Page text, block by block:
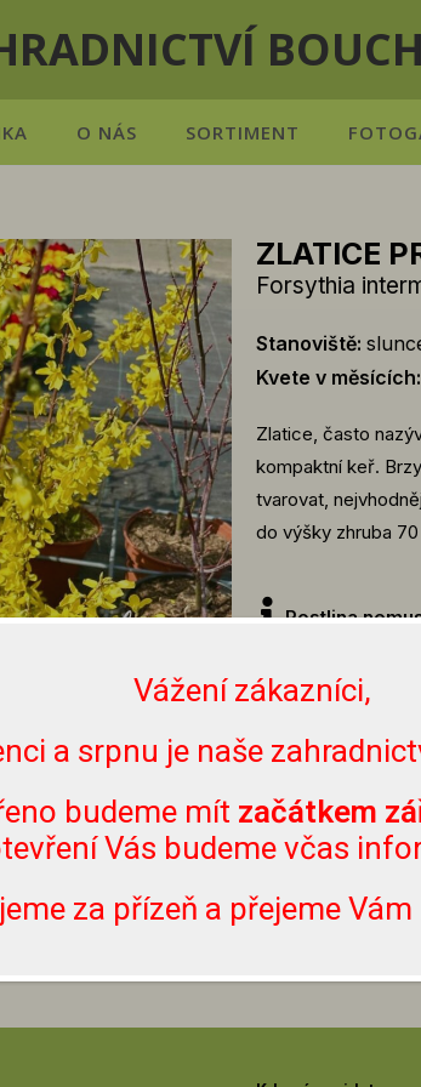
O NÁS SORTIMENT
ZLATICE
Forsythia
Stanoviště:
Kvete v měsících:
Zlatice, často
kompaktní keř.
tvarovat,
do výšky zhruba
Rostlina
Vážení zákazníci,
a srpnu je naše
budeme mít začátkem
Vás budeme včas
za přízeň a přejeme